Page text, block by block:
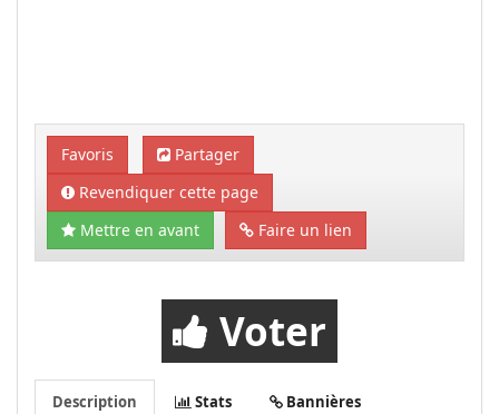
Favoris
Partager
Revendiquer cette page
Mettre en avant
Faire un lien
Voter
Description Stats Bannières